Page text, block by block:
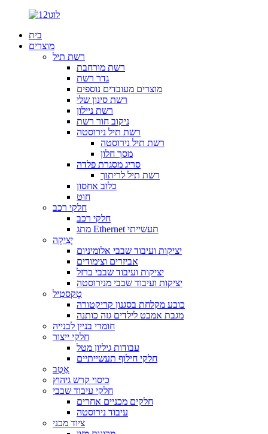
בית
מוצרים
רשת תיל
רשת מורחבת
גדר רשת
מוצרים מעובדים נוספים
רשת סינון שלי
רשת ניילון
ניקוב חור רשת
רשת תיל נירוסטה
רשת תיל נירוסטה
מסך חלון
סריג מסגרת פלדה
רשת תיל לריתוך
כלוב אחסון
חוּט
חלקי רכב
חלקי רכב
מתג Ethernet תעשייתי
יְצִיקָה
יציקות ועיבוד שבבי אלומיניום
אביזרים וצימודים
יציקות ועיבוד שבבי ברזל
יציקות ועיבוד שבבי מנירוסטה
טֶקסטִיל
כובע מקלחת בסגנון קריקטורה
מגבת אמבט לילדים גזה כותנה
חומרי בניין לבנייה
חלקי ייצור
עבודות גיליון מטל
חלקי חילוף תעשייתיים
אֶטֶב
כיסוי קרש גיהוץ
חלקי עיבוד שבבי
חלקים מכניים אחרים
עיבוד נירוסטה
ציוד מכני